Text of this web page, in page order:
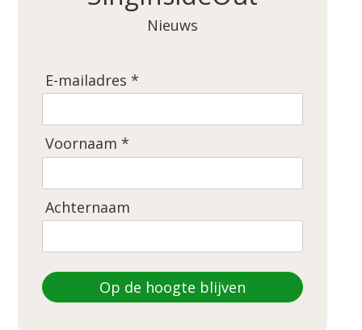
Nieuws
E-mailadres *
Voornaam *
Achternaam
Op de hoogte blijven